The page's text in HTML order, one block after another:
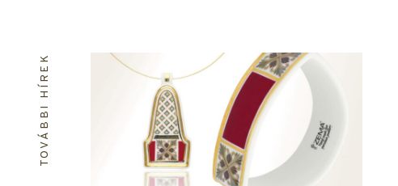
TOVÁBBI HÍREK